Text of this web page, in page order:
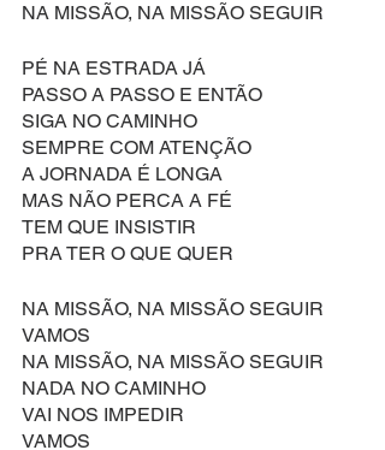
NA MISSÃO, NA MISSÃO SEGUIR
PÉ NA ESTRADA JÁ
PASSO A PASSO E ENTÃO
SIGA NO CAMINHO
SEMPRE COM ATENÇÃO
A JORNADA É LONGA
MAS NÃO PERCA A FÉ
TEM QUE INSISTIR
PRA TER O QUE QUER
NA MISSÃO, NA MISSÃO SEGUIR
VAMOS
NA MISSÃO, NA MISSÃO SEGUIR
NADA NO CAMINHO
VAI NOS IMPEDIR
VAMOS